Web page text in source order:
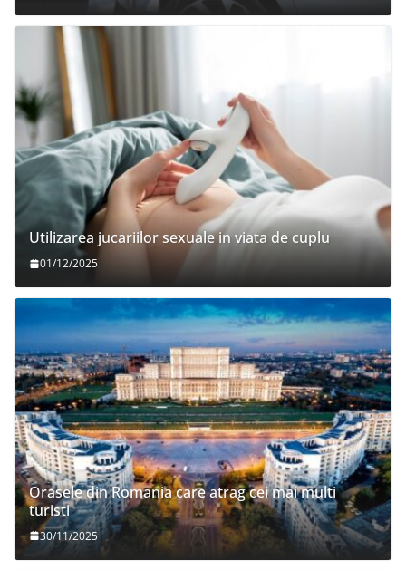
Utilizarea jucariilor sexuale in viata de cuplu
01/12/2025
Orasele din Romania care atrag cei mai multi
turisti
30/11/2025